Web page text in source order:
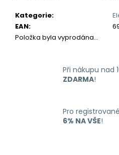
Kategorie:
EAN:
Položka byla vyprodána…
Při nákupu nad
ZDARMA!
Pro
6% NA VŠE!